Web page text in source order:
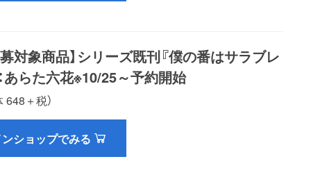
対象商品】シリーズ既刊『僕の番はサラブレ
あらた六花※10/25～予約開始
＋税）
ショップでみる